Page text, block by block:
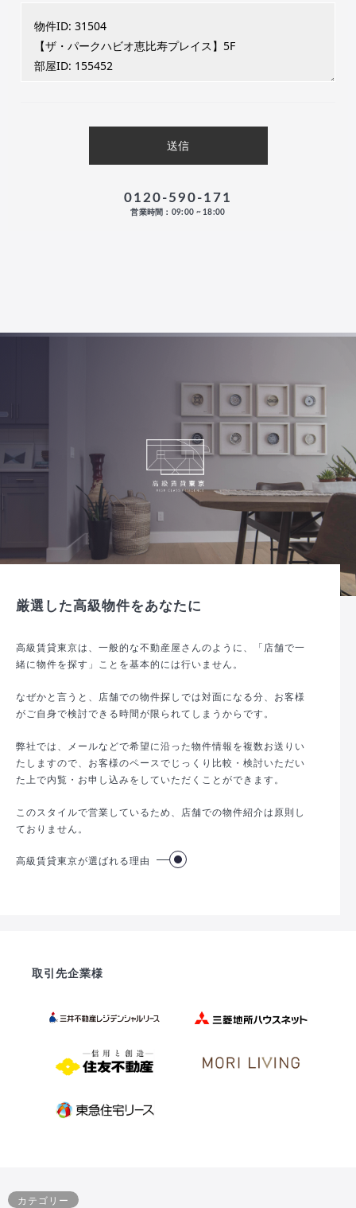
0120-590-171
営業時間：09:00 ~ 18:00
厳選した高級物件をあなたに
高級賃貸東京は、一般的な不動産屋さんのように、「店舗で一
緒に物件を探す」ことを基本的には行いません。
なぜかと言うと、店舗での物件探しでは対面になる分、お客様
がご自身で検討できる時間が限られてしまうからです。
弊社では、メールなどで希望に沿った物件情報を複数お送りい
たしますので、お客様のペースでじっくり比較・検討いただい
た上で内覧・お申し込みをしていただくことができます。
このスタイルで営業しているため、店舗での物件紹介は原則し
ておりません。
高級賃貸東京が選ばれる理由
取引先企業様
カテゴリー